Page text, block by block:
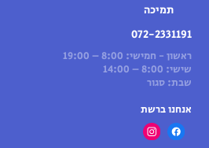
תמיכה
072-2331191
ראשון - חמישי: 8:00 – 19:00
שישי: 8:00 – 14:00
שבת: סגור
אנחנו ברשת